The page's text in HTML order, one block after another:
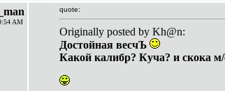
AM
quote:
Originally posted by Kh@n:
Достойная весчЪ
Какой калибр? Куча? и скока м/